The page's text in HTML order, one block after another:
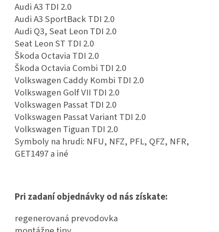
Audi A3 TDI 2.0
Audi A3 SportBack TDI 2.0
Audi Q3, Seat Leon TDI 2.0
Seat Leon ST TDI 2.0
Škoda Octavia TDI 2.0
Škoda Octavia Combi TDI 2.0
Volkswagen Caddy Kombi TDI 2.0
Volkswagen Golf VII TDI 2.0
Volkswagen Passat TDI 2.0
Volkswagen Passat Variant TDI 2.0
Volkswagen Tiguan TDI 2.0
Symboly na hrudi: NFU, NFZ, PFL, QFZ, NFR,
GET1497 a iné
Pri zadaní objednávky od nás získate:
regenerovaná prevodovka